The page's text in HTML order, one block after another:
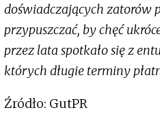
doświadczających zatorów
przypuszczać, by chęć
przez lata spotkało się z
których długie terminy
Źródło: GutPR